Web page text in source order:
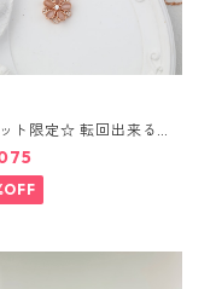
ト限定☆ 転回出来る
ックレス⁺ブレスレッ